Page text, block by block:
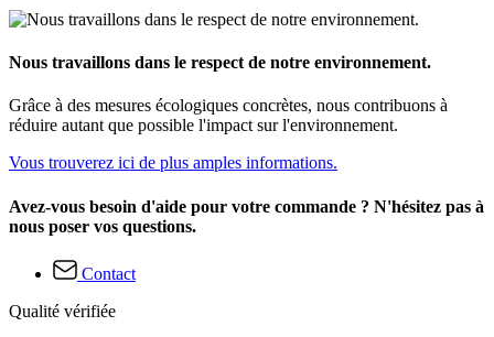
Nous travaillons dans le respect de notre environnement.
Grâce à des mesures écologiques concrètes, nous contribuons à
réduire autant que possible l'impact sur l'environnement.
Vous trouverez ici de plus amples informations.
Avez-vous besoin d'aide pour votre commande ? N'hésitez pas à
nous poser vos questions.
Contact
Qualité vérifiée